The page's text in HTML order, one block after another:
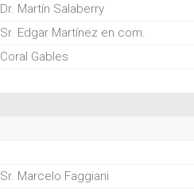
Dr. Martín Salaberry
Sr. Edgar Martínez en com.
Coral Gables
Sr. Marcelo Faggiani